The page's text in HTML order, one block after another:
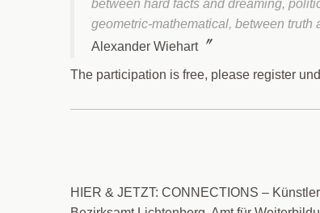
between hard facts and dreaming,
geometric-mathematical, between truth
Alexander Wiehart
The participation is free, please register
HIER & JETZT: CONNECTIONS –